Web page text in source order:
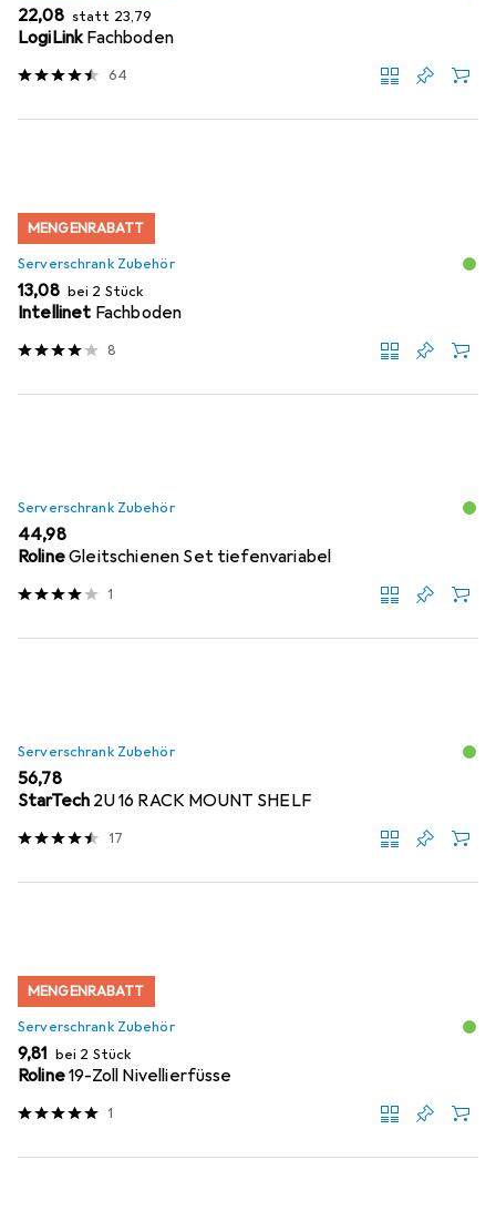
EUR
22,08 statt EUR
23,79
LogiLinkFachboden
64
MENGENRABATT
Serverschrank Zubehör
EUR
13,08 bei 2 Stück
Intellinet Fachboden
8
Serverschrank Zubehör
EUR
44,98
RolineGleitschienen Set tiefenvariabel
1
Serverschrank Zubehör
EUR
56,78
StarTech 2U 16 RACK MOUNT SHELF
17
MENGENRABATT
Serverschrank Zubehör
EUR
9,81 bei 2 Stück
Roline19-Zoll Nivellierfüsse
1